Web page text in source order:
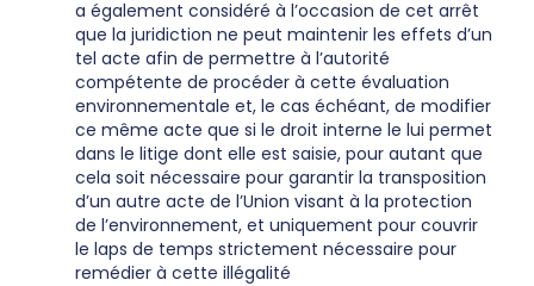
a également considéré à l’occasion de cet arrêt
que la juridiction ne peut maintenir les effets d’un
tel acte afin de permettre à l’autorité
compétente de procéder à cette évaluation
environnementale et, le cas échéant, de modifier
ce même acte que si le droit interne le lui permet
dans le litige dont elle est saisie, pour autant que
cela soit nécessaire pour garantir la transposition
d’un autre acte de l’Union visant à la protection
de l’environnement, et uniquement pour couvrir
le laps de temps strictement nécessaire pour
remédier à cette illégalité